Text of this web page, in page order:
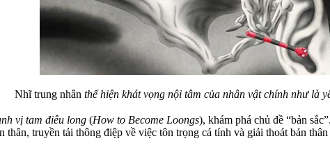
Nhĩ trung nhân thể hiện khát vọng nội tâm của nhân vật chính như là
vị tam điêu long (How to Become Loongs), khám phá chủ đề “bản
thân, truyền tải thông điệp về việc tôn trọng cá tính và giải thoát bản